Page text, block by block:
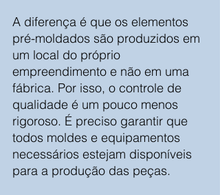
A diferença é que os elementos
pré-moldados são produzidos em
um local do próprio
empreendimento e não em uma
fábrica. Por isso, o controle de
qualidade é um pouco menos
rigoroso. É preciso garantir que
todos moldes e equipamentos
necessários estejam disponíveis
para a produção das peças.